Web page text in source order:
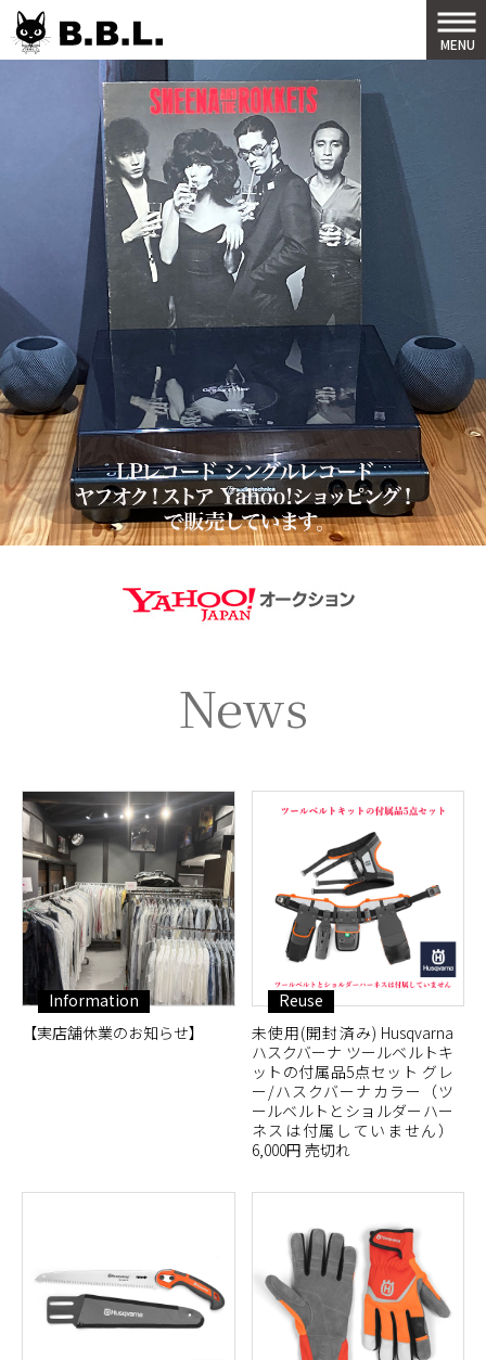
MENU
News
Information
【実店舗休業のお知らせ】
Reuse
未使用(開封済み) Husqvarna
ハスクバーナ ツールベルトキ
ットの付属品5点セット グレ
ー/ハスクバーナカラー（ツ
ールベルトとショルダーハー
ネスは付属していません）
6,000円 売切れ